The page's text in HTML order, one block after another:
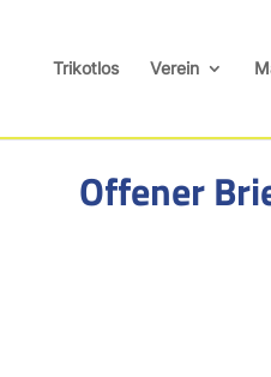
Trikotlos Verein
Offener